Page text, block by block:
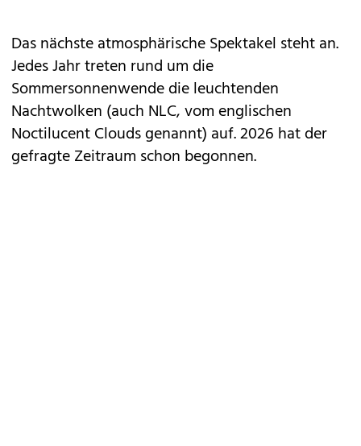
Das nächste atmosphärische Spektakel steht an.
Jedes Jahr treten rund um die
Sommersonnenwende die leuchtenden
Nachtwolken (auch NLC, vom englischen
Noctilucent Clouds genannt) auf. 2026 hat der
gefragte Zeitraum schon begonnen.